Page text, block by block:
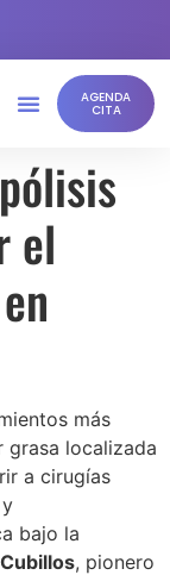
AGENDA
CITA
el
más
grasa localizada
a cirugías
bajo la
, pionero